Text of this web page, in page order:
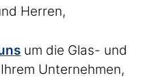
Herren,
um die Glas- und
Unternehmen,